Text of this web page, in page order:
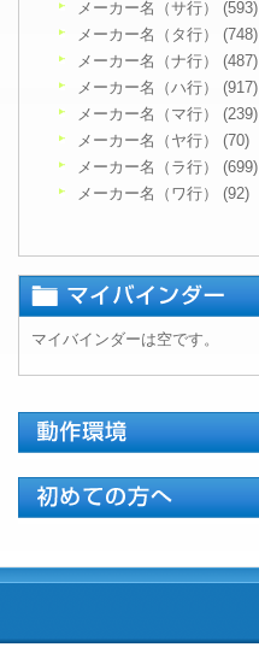
メーカー名（サ行） (593)
メーカー名（タ行） (748)
メーカー名（ナ行） (487)
メーカー名（ハ行） (917)
メーカー名（マ行） (239)
メーカー名（ヤ行） (70)
メーカー名（ラ行） (699)
メーカー名（ワ行） (92)
マイバインダーは空です。